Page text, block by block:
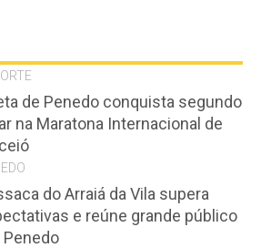
de Penedo conquista segundo
na Maratona Internacional de
do Arraiá da Vila supera
e reúne grande público
Penedo